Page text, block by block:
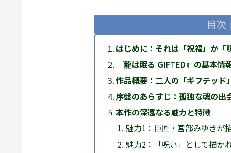
目次
はじめに：それは「祝福」か「
『龍は眠る GIFTED』の基本情
作品概要：二人の「ギフテッド」
序盤のあらすじ：孤独な魂の出
本作の深遠なる魅力と特徴
魅力1：巨匠・宮部みゆきが
魅力2：「呪い」として描か